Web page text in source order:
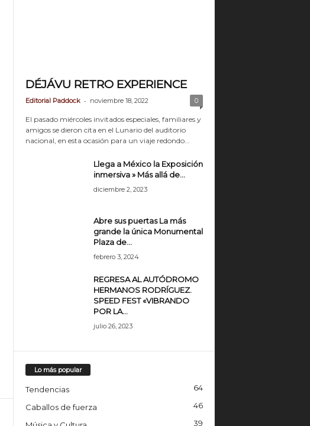
DÉJÁVU RETRO EXPERIENCE
Editorial Paddock - noviembre 18, 2022 0
El pasado miércoles invitados especiales, familiares y
amigos se dieron cita en el Lunario del auditorio
nacional, en esta ocasión para un viaje redondo...
Llega a México la Exposición
inmersiva » Más allá de...
diciembre 2, 2023
Abre sus puertas La más
grande la única Monumental
Plaza de...
febrero 3, 2024
REGRESA AL AUTÓDROMO
HERMANOS RODRÍGUEZ.
SPEED FEST «VIBRANDO
POR LA...
julio 26, 2023
Lo más popular
Tendencias 64
Caballos de fuerza 46
39